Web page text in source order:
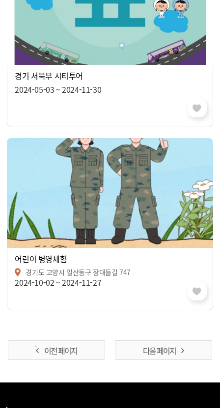
경기 서북부 시티투어
2024-05-03 ~ 2024-11-30
어린이 병영체험
경기도 고양시 일산동구 장대들길 747
2024-10-02 ~ 2024-11-27
이전 페이지 다음 페이지